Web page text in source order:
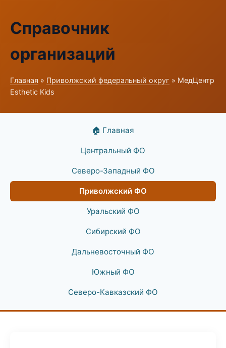
Справочник
организаций
Главная » Приволжский федеральный округ » МедЦентр
Esthetic Kids
🏠 Главная
Центральный ФО
Северо-Западный ФО
Приволжский ФО
Уральский ФО
Сибирский ФО
Дальневосточный ФО
Южный ФО
Северо-Кавказский ФО